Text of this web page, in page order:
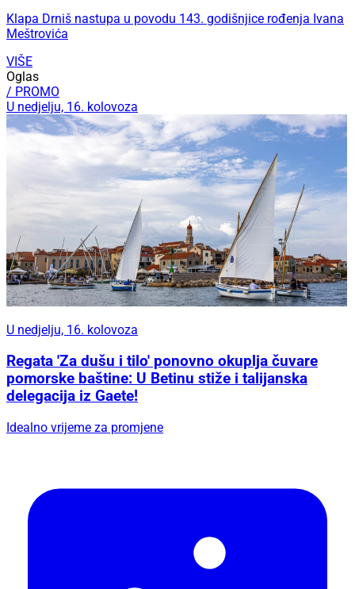
Klapa Drniš nastupa u povodu 143. godišnjice rođenja Ivana
Meštrovića
VIŠE
Oglas
/ PROMO
U nedjelju, 16. kolovoza
U nedjelju, 16. kolovoza
Regata 'Za dušu i tilo' ponovno okuplja čuvare
pomorske baštine: U Betinu stiže i talijanska
delegacija iz Gaete!
Idealno vrijeme za promjene